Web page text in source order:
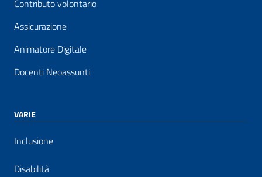
Contributo volontario
Assicurazione
Animatore Digitale
Docenti Neoassunti
VARIE
Inclusione
Disabilità